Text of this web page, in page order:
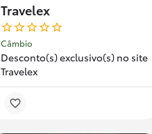
Travelex
Câmbio
Desconto(s) exclusivo(s) no site
Travelex